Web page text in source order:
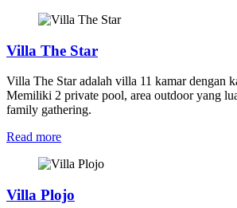
Villa The Star
Villa The Star adalah villa 11 kamar dengan
Memiliki 2 private pool, area outdoor yang
family gathering.
Read more
Villa Plojo